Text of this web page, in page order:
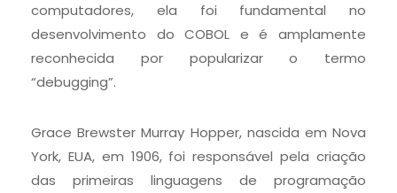
computadores, ela foi fundamental no
desenvolvimento do COBOL e é amplamente
reconhecida por popularizar o termo
“debugging”.
Grace Brewster Murray Hopper, nascida em Nova
York, EUA, em 1906, foi responsável pela criação
das primeiras linguagens de programação